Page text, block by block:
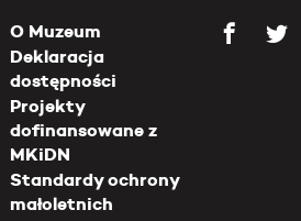
O Muzeum
Deklaracja
dostępności
Projekty
dofinansowane z
MKiDN
Standardy ochrony
małoletnich